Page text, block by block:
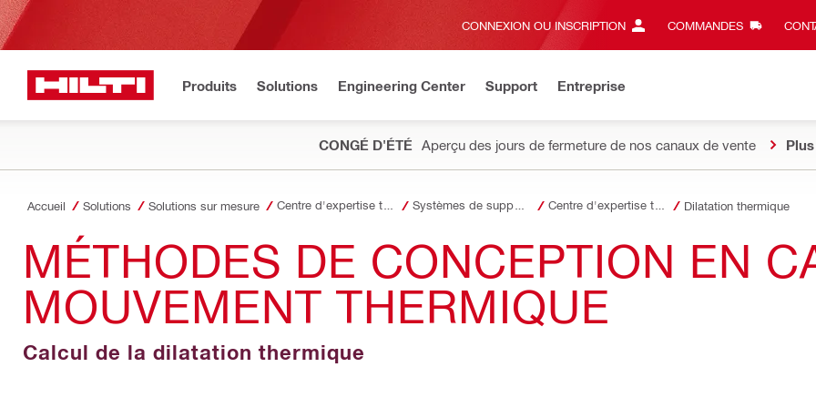
CONNEXION OU INSCRIPTION COMMANDES
Produits Solutions Engineering Center Support Entreprise
CONGÉ D'ÉTÉ Aperçu des jours de fermeture de nos canaux de vente
Accueil Solutions Solutions sur mesure Dilatation thermique
MÉTHODES DE CONCEPTION EN
MOUVEMENT THERMIQUE
Calcul de la dilatation thermique